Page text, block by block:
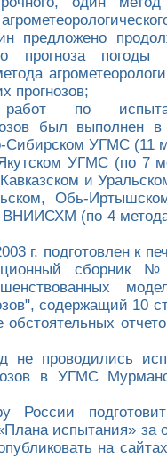
предложено
прогноза
прогнозов;
по
был выполнен в
Сибирском УГМС (11
УГМС (по 7
и
Обь-
ВНИИСХМ (по 4
г. подготовлен к
сборник
содержащий 10
обстоятельных
проводились
в УГМС
России
испытания» за
на